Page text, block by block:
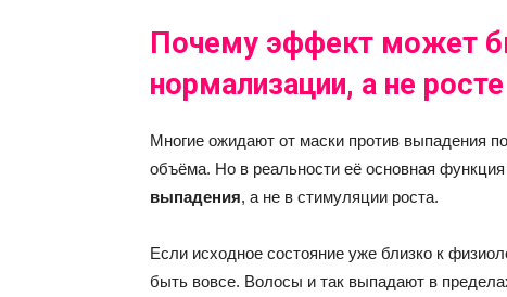
Почему эффект может
нормализации, а не росте
Многие ожидают от маски против выпадения
объёма. Но в реальности её основная
выпадения, а не в стимуляции роста.
Если исходное состояние уже близко к
быть вовсе. Волосы и так выпадают в